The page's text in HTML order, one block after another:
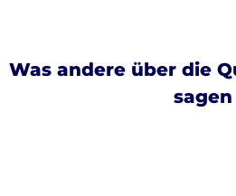
Was andere über die
sagen